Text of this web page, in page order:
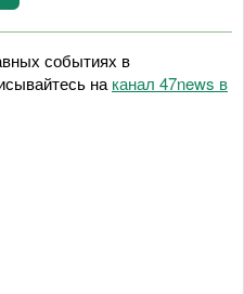
событиях в
на канал 47news в